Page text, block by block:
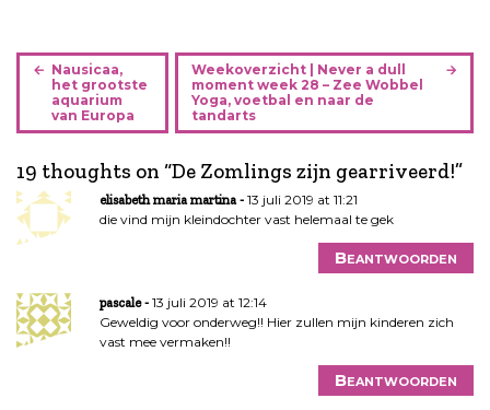
B
i
h
t
n
i
g
a
Nausicaa,
het grootste
aquarium
van Europa
Weekoverzicht | Never a dull
moment week 28 – Zee Wobbel
Yoga, voetbal en naar de
tandarts
19 thoughts on “De Zomlings zijn gearriveerd!”
elisabeth maria martina
13 juli 2019 at 11:21
die vind mijn kleindochter vast helemaal te gek
Beantwoorden
pascale
13 juli 2019 at 12:14
Geweldig voor onderweg!! Hier zullen mijn kinderen zich
vast mee vermaken!!
Beantwoorden